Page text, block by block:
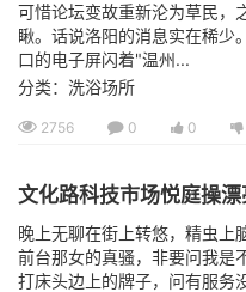
可惜论坛变故重新沦为草民，
瞅。话说洛阳的消息实在稀少
口的电子屏闪着"温州...
分类：洗浴场所
2756 0 0
文化路科技市场悦庭操
晚上无聊在街上转悠，精虫上
前台那女的真骚，非要问我是
打床头边上的牌子，问有服务